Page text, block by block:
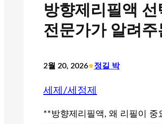
방향제리필액
전문가가 알려
2월 20, 2026•정길 박
세제/세정제
**방향제리필액, 왜 리필이 중